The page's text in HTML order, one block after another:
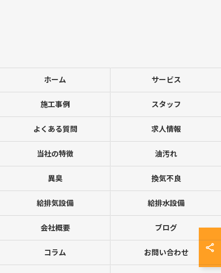
ホーム サービス
施工事例 スタッフ
よくある質問 求人情報
当社の特徴 油汚れ
異臭 換気不良
給排気設備 給排水設備
会社概要 ブログ
コラム お問い合わせ